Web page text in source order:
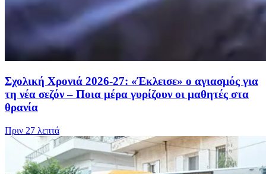
Σχολική Χρονιά 2026-27: «Έκλεισε» ο αγιασμός για
τη νέα σεζόν – Ποια μέρα γυρίζουν οι μαθητές στα
θρανία
Πριν 27 λεπτά